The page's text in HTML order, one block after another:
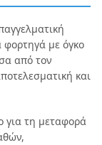
φορτηγά με όγκο
από τον
και
για τη μεταφορά